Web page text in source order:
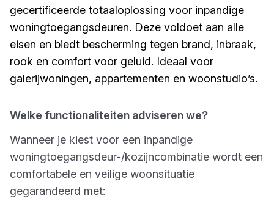
gecertificeerde totaaloplossing voor inpandige
woningtoegangsdeuren. Deze voldoet aan alle
eisen en biedt bescherming tegen brand, inbraak,
rook en comfort voor geluid. Ideaal voor
galerijwoningen, appartementen en woonstudio’s.
Welke functionaliteiten adviseren we?
Wanneer je kiest voor een inpandige
woningtoegangsdeur-/kozijncombinatie wordt een
comfortabele en veilige woonsituatie
gegarandeerd met: